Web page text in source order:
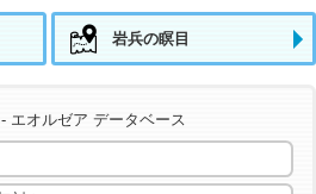
岩兵の瞑目
- エオルゼア データベース